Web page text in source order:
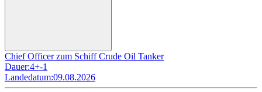
Chief Officer zum Schiff Crude Oil Tanker
Dauer:4+-1
Landedatum:09.08.2026